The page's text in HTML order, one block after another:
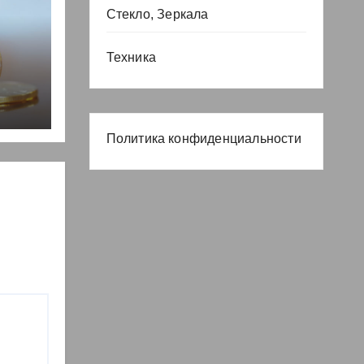
но
Стекло, Зеркала
Техника
Политика конфиденциальности